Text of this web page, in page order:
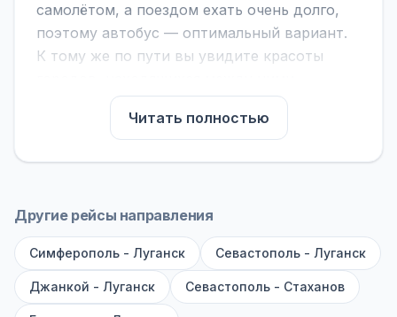
самолётом, а поездом ехать очень долго,
поэтому автобус — оптимальный вариант.
К тому же по пути вы увидите красоты
На нашем сайте вы можете найти
расписание автобусов Кореиз - Краснодон,
сравнить рейсы и выбрать подходящий.
на микроавтобусы (8–18 мест). Если важен
(от 40 мест): у них лучше подвеска и
дорога ощущается меньше.
Читать полностью
Другие рейсы направления
Симферополь - Луганск Севастополь - Луганск
Джанкой - Луганск Севастополь - Стаханов